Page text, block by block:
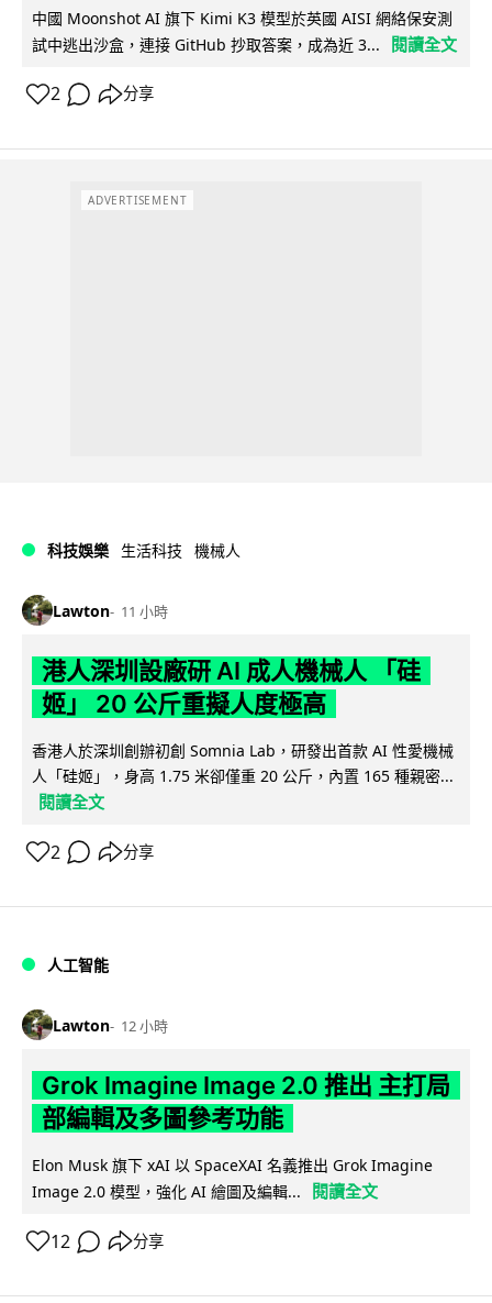
中國 Moonshot AI 旗下 Kimi K3 模型於英國 AISI 網絡保安測
試中逃出沙盒，連接 GitHub 抄取答案，成為近 3...
閱讀全文
2 分享
ADVERTISEMENT
科技娛樂 生活科技 機械人
Lawton 11 小時
港人深圳設廠研 AI 成人機械人 「硅
姬」 20 公斤重擬人度極高
香港人於深圳創辦初創 Somnia Lab，研發出首款 AI 性愛機械
人「硅姬」，身高 1.75 米卻僅重 20 公斤，內置 165 種親密...
閱讀全文
2 分享
人工智能
Lawton 12 小時
Grok Imagine Image 2.0 推出 主打局
部編輯及多圖參考功能
Elon Musk 旗下 xAI 以 SpaceXAI 名義推出 Grok Imagine
Image 2.0 模型，強化 AI 繪圖及編輯...
閱讀全文
12 分享